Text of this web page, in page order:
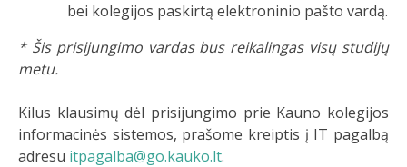
bei kolegijos paskirtą elektroninio pašto vardą.
* Šis prisijungimo vardas bus reikalingas visų studijų
metu.
Kilus klausimų dėl prisijungimo prie Kauno kolegijos
informacinės sistemos, prašome kreiptis į IT pagalbą
adresu itpagalba@go.kauko.lt.